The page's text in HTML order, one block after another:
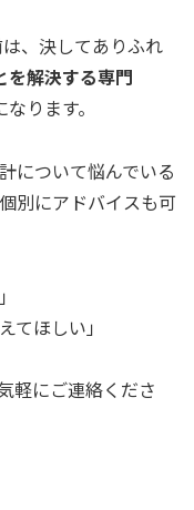
、決してありふれ
を解決する専門
なります。
について悩んでいる
別にアドバイスも可
てほしい」
軽にご連絡くださ